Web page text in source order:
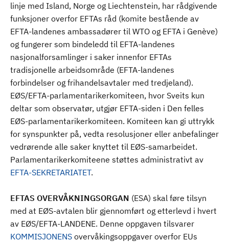
linje med Island, Norge og Liechtenstein, har rådgivende
funksjoner overfor EFTAs råd (komite bestående av
EFTA-landenes ambassadører til WTO og EFTA i Genève)
og fungerer som bindeledd til EFTA-landenes
nasjonalforsamlinger i saker innenfor EFTAs
tradisjonelle arbeidsområde (EFTA-landenes
forbindelser og frihandelsavtaler med tredjeland).
EØS/EFTA-parlamentarikerkomiteen, hvor Sveits kun
deltar som observatør, utgjør EFTA-siden i Den felles
EØS-parlamentarikerkomiteen. Komiteen kan gi uttrykk
for synspunkter på, vedta resolusjoner eller anbefalinger
vedrørende alle saker knyttet til EØS-samarbeidet.
Parlamentarikerkomiteene støttes administrativt av
EFTA-SEKRETARIATET.
EFTAS OVERVÅKNINGSORGAN (ESA) skal føre tilsyn
med at EØS-avtalen blir gjennomført og etterlevd i hvert
av EØS/EFTA-LANDENE. Denne oppgaven tilsvarer
KOMMISJONENS overvåkingsoppgaver overfor EUs